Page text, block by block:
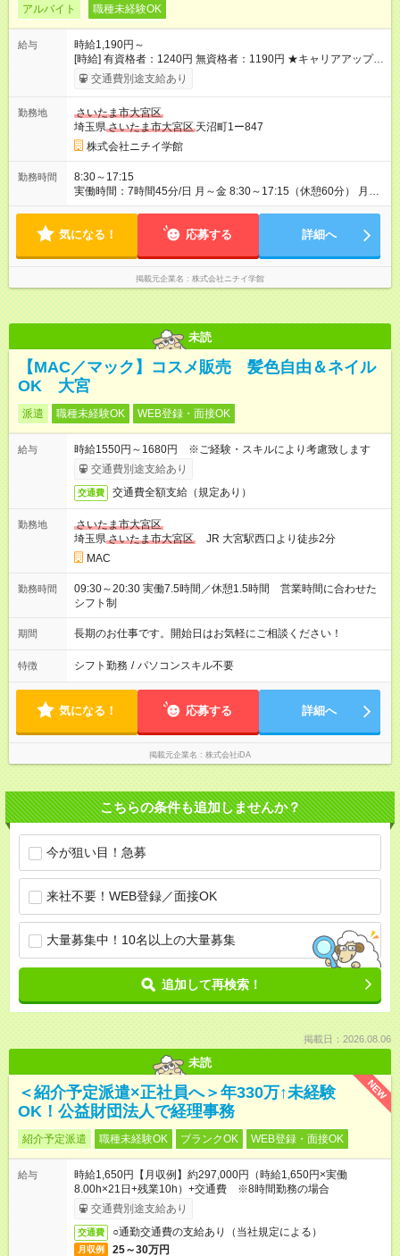
アルバイト 職種未経験OK
給与
時給1,190円～
[時給] 有資格者：1240円 無資格者：1190円 ★キャリアアップ制
度あり 進級により給与がアップします！ 【試用期間】試用期間
あり 試用期間の長さ：3ヶ月 雇用形態、給与は本採用時と同じ
交通費別途支給あり
勤務地
さいたま市大宮区
埼玉県さいたま市大宮区 天沼町1ー847
株式会社ニチイ学館
勤務時間
8:30～17:15
実働時間：7時間45分/日 月～金 8:30～17:15（休憩60分） 月8
日勤務 所定労働時間 62時間／月
気になる！ 応募する 詳細へ
掲載元企業名 株式会社ニチイ学館
未読
【MAC／マック】コスメ販売 髪色自由＆ネイル
OK 大宮
派遣 職種未経験OK WEB登録・面接OK
給与
時給1550円～1680円 ※ご経験・スキルにより考慮致します
交通費別途支給あり
交通費 交通費全額支給（規定あり）
勤務地
さいたま市大宮区
埼玉県さいたま市大宮区
JR 大宮駅西口より徒歩2分
MAC
勤務時間
09:30～20:30 実働7.5時間／休憩1.5時間 営業時間に合わせた
シフト制
期間 長期のお仕事です。開始日はお気軽にご相談ください！
特徴 シフト勤務 / パソコンスキル不要
気になる！ 応募する 詳細へ
掲載元企業名 株式会社iDA
こちらの条件も追加しませんか？
今が狙い目！急募
来社不要！WEB登録／面接OK
大量募集中！10名以上の大量募集
追加して再検索！
掲載日：2026.08.06
未読
NEW
＜紹介予定派遣×正社員へ＞年330万↑未経験
OK！公益財団法人で経理事務
紹介予定派遣 職種未経験OK ブランクOK WEB登録・面接OK
給与
時給1,650円【月収例】約297,000円（時給1,650円×実働
8.00h×21日+残業10h）+交通費 ※8時間勤務の場合
交通費別途支給あり
交通費 ○通勤交通費の支給あり（当社規定による）
月収例 25～30万円